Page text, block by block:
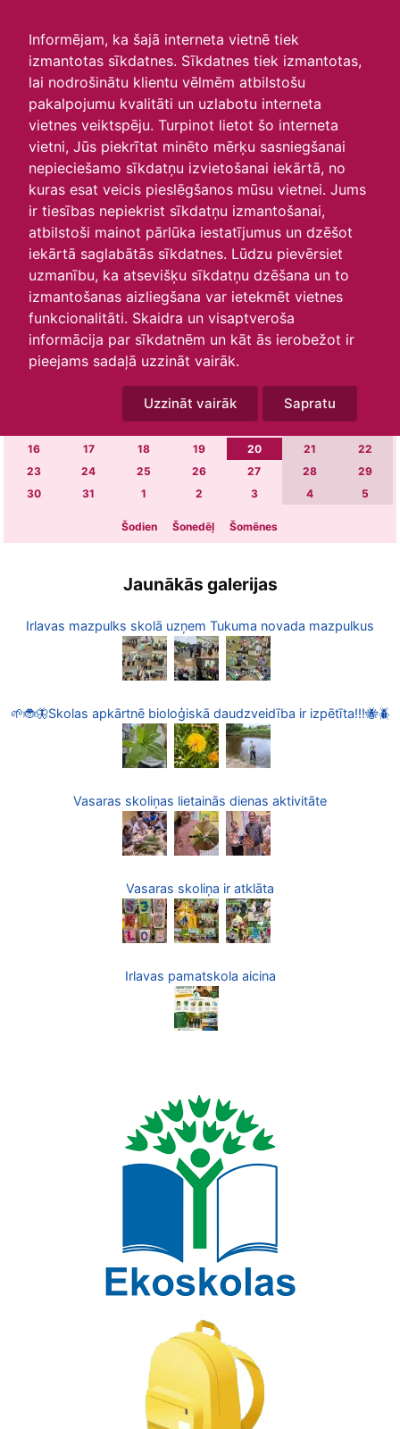
Informējam, ka šajā interneta vietnē tiek
izmantotas sīkdatnes. Sīkdatnes tiek izmantotas,
lai nodrošinātu klientu vēlmēm atbilstošu
pakalpojumu kvalitāti un uzlabotu interneta
vietnes veiktspēju. Turpinot lietot šo interneta
vietni, Jūs piekrītat minēto mērķu sasniegšanai
nepieciešamo sīkdatņu izvietošanai iekārtā, no
kuras esat veicis pieslēgšanos mūsu vietnei. Jums
ir tiesības nepiekrist sīkdatņu izmantošanai,
atbilstoši mainot pārlūka iestatījumus un dzēšot
iekārtā saglabātās sīkdatnes. Lūdzu pievērsiet
uzmanību, ka atsevišķu sīkdatņu dzēšana un to
izmantošanas aizliegšana var ietekmēt vietnes
funkcionalitāti. Skaidra un visaptveroša
informācija par sīkdatnēm un kāt ās ierobežot ir
pieejams sadaļā uzzināt vairāk.
Uzzināt vairāk Sapratu
Skats :
Aktuālie
Šodien Šonedēļ
Šomēnes
Arhīvs
O T S
4 5 7
11 12 13 14
16
17 18 19 20 21
22
23
24 25 26 27 28
29
30
31 1 2 3 4 5
Šodien Šonedēļ Šomēnes
Jaunākās galerijas
Irlavas mazpulks skolā uzņem Tukuma novada mazpulkus
🌱🐞🦋Skolas apkārtnē bioloģiskā daudzveidība ir izpētīta!!!🐝🪲
Vasaras skoliņas lietainās dienas aktivitāte
Vasaras skoliņa ir atklāta
Irlavas pamatskola aicina